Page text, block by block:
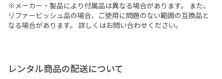
※メーカー・製品により付属品は異なる場合があります。 また、
リファービッシュ品の場合、ご使用に問題のない範囲の互換品と
なる場合があります。 詳しくはお問い合わせください。
レンタル商品の配送について